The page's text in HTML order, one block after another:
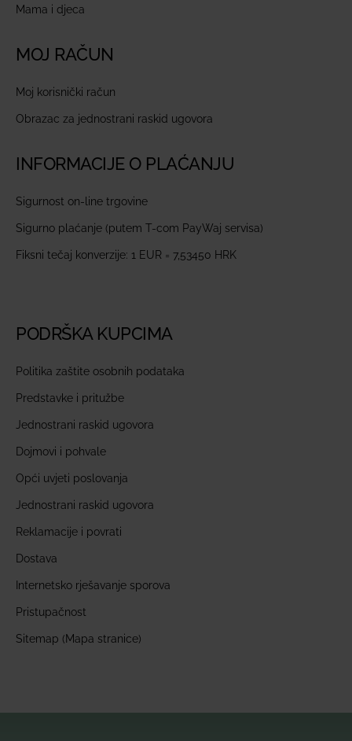
Mama i djeca
MOJ RAČUN
Moj korisnički račun
Obrazac za jednostrani raskid ugovora
INFORMACIJE O PLAĆANJU
Sigurnost on-line trgovine
Sigurno plaćanje (putem T-com PayWaj servisa)
Fiksni tečaj konverzije: 1 EUR = 7,53450 HRK
PODRŠKA KUPCIMA
Politika zaštite osobnih podataka
Predstavke i pritužbe
Jednostrani raskid ugovora
Dojmovi i pohvale
Opći uvjeti poslovanja
Jednostrani raskid ugovora
Reklamacije i povrati
Dostava
Internetsko rješavanje sporova
Pristupačnost
Sitemap (Mapa stranice)